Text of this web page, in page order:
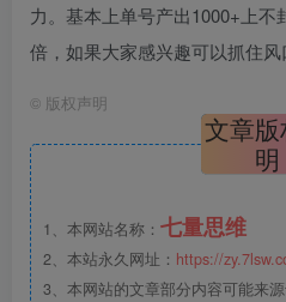
力。基本上单号产出1000+上不
倍，如果大家感兴趣可以抓住
© 版权声明
文章
明
1、本网站名称： 七量思维
2、本站永久网址： https://
3、本网站的文章部分内容可能来